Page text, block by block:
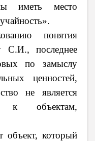
иметь место
понятия
С.И., последнее
по замыслу
ценностей,
не является
к объектам,
объект, который